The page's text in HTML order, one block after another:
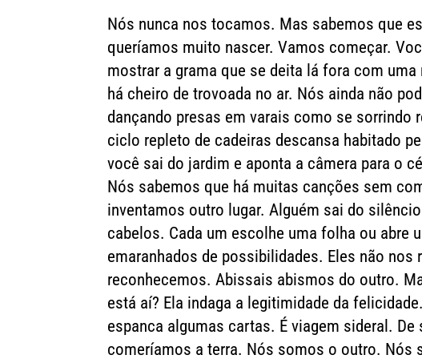
Nós nunca nos tocamos. Mas sabemos que
queríamos muito nascer. Vamos começar.
mostrar a grama que se deita lá fora com
há cheiro de trovoada no ar. Nós ainda não
dançando presas em varais como se sorrindo
ciclo repleto de cadeiras descansa habitado
você sai do jardim e aponta a câmera para o
Nós sabemos que há muitas canções sem
inventamos outro lugar. Alguém sai do
cabelos. Cada um escolhe uma folha ou abre
emaranhados de possibilidades. Eles não nos
reconhecemos. Abissais abismos do outro.
está aí? Ela indaga a legitimidade da
espanca algumas cartas. É viagem sideral.
comeríamos a terra. Nós somos o outro. Nós